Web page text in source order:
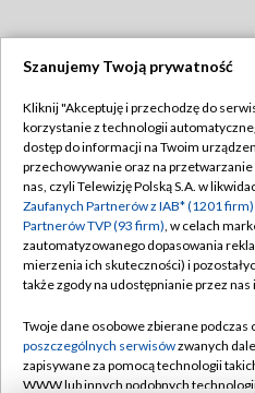
Abonament TVP
Emisja w TVP
Centrum informacji TVP
Naziemna Telewizja Cyfrowa
Rada Programowa
System NOS
Polityka
Moje
Szanujemy Twoją prywatność
Kliknij "Akceptuję i przechodzę do
korzystanie z technologii
dostęp do informacji na Twoim
przechowywanie oraz na
nas, czyli Telewizję Polską S.A. w
Zaufanych Partnerów z IAB* (1201 firm)
Partnerów TVP (93 firm), w celach
zautomatyzowanego dopasowania
mierzenia ich skuteczności) i
także zgody na udostępnianie przez
Twoje dane osobowe zbierane
poszczególnych serwisówzwanych
zapisywane za pomocą technologii
WWW lub innych podobnych